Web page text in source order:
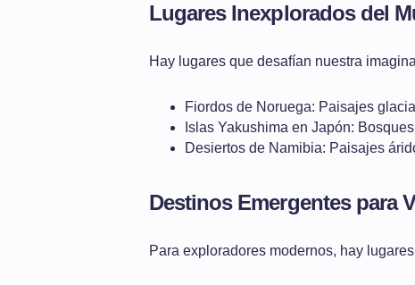
Lugares Inexplorados del
Hay lugares que desafían nuestra
Fiordos de Noruega: Paisajes
Islas Yakushima en Japón:
Desiertos de Namibia: Paisajes
Destinos Emergentes para
Para exploradores modernos, hay